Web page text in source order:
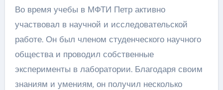
Во время учебы в МФТИ Петр активно
участвовал в научной и исследовательской
работе. Он был членом студенческого научного
общества и проводил собственные
эксперименты в лаборатории. Благодаря своим
знаниям и умениям, он получил несколько